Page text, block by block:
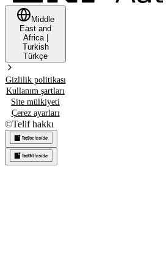
Middle
East and
Africa|
Turkish
Türkçe
Gizlilik politikası
Kullanım şartları
Site mülkiyeti
Çerez ayarları
©Telif hakkı